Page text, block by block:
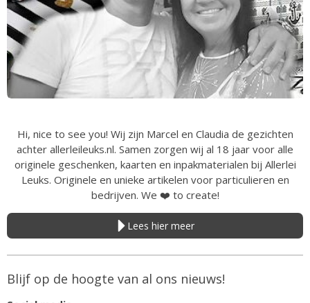
Hi, nice to see you! Wij zijn Marcel en Claudia de gezichten
achter allerleileuks.nl. Samen zorgen wij al 18 jaar voor alle
originele geschenken, kaarten en inpakmaterialen bij Allerlei
Leuks. Originele en unieke artikelen voor particulieren en
bedrijven. We ❤️ to create!
Lees hier meer
Blijf op de hoogte van al ons nieuws!